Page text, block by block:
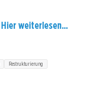
Hier weiterlesen...
Restrukturierung